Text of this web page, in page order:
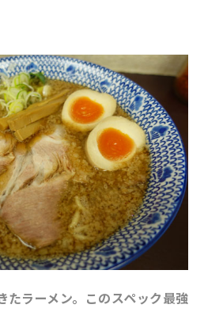
たラーメン。このスペック最強